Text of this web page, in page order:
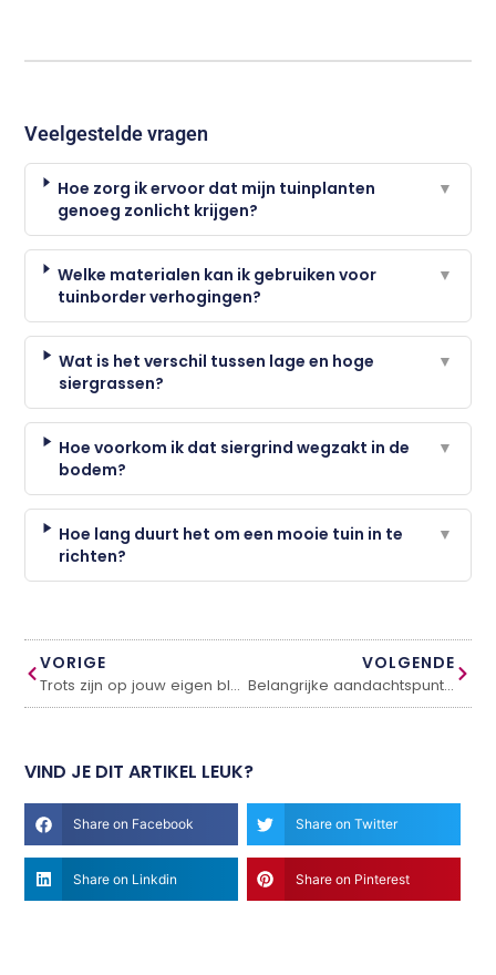
Veelgestelde vragen
Hoe zorg ik ervoor dat mijn tuinplanten
genoeg zonlicht krijgen?
▼
Welke materialen kan ik gebruiken voor
tuinborder verhogingen?
▼
Wat is het verschil tussen lage en hoge
siergrassen?
▼
Hoe voorkom ik dat siergrind wegzakt in de
bodem?
▼
Hoe lang duurt het om een mooie tuin in te
richten?
▼
VORIGE
Trots zijn op jouw eigen blokhut in vier simpele stappen
VOLGENDE
Belangrijke aandachtspunten tijdens het renoveren van je woning
VIND JE DIT ARTIKEL LEUK?
Share on Facebook Share on Twitter
Share on Linkdin Share on Pinterest